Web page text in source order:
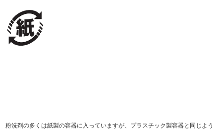
粉洗剤の多くは紙製の容器に入っていますが、プラスチック製容器と同じよう